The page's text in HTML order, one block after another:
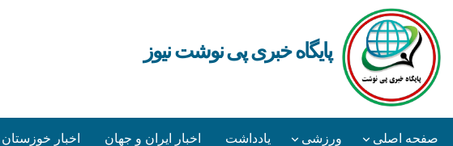
پایگاه خبری پی نوشت نیوز
صفحه اصلی ورزشی یادداشت اخبار ایران و جهان اخبار خوزستان